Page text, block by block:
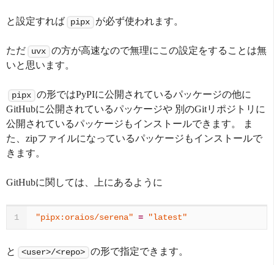
と設定すれば pipx が必ず使われます。
ただ uvx の方が高速なので無理にこの設定をすることは無
いと思います。
pipx の形ではPyPIに公開されているパッケージの他に
GitHubに公開されているパッケージや 別のGitリポジトリに
公開されているパッケージもインストールできます。 ま
た、zipファイルになっているパッケージもインストールで
きます。
GitHubに関しては、上にあるように
1 "pipx:oraios/serena" = "latest"
と <user>/<repo> の形で指定できます。